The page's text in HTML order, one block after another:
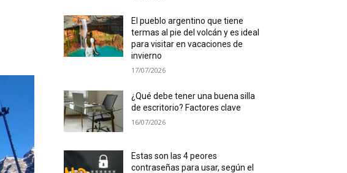
El pueblo argentino que tiene
termas al pie del volcán y es ideal
para visitar en vacaciones de
invierno
17/07/2026
¿Qué debe tener una buena silla
de escritorio? Factores clave
16/07/2026
Estas son las 4 peores
contraseñas para usar, según el